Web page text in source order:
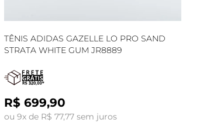
TÊNIS ADIDAS GAZELLE LO PRO SAND
STRATA WHITE GUM JR8889
R$ 699,90
ou 9x de R$ 77,77 sem juros